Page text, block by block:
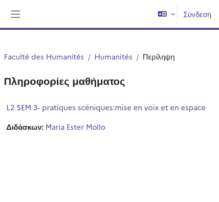
Σύνδεση
Faculté des Humanités Humanités Περίληψη
Πληροφορίες μαθήματος
L2 SEM 3- pratiques scéniques:mise en voix et en espace
Διδάσκων: Maria Ester Mollo